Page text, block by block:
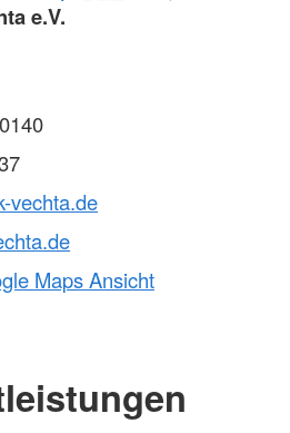
e.V.
vechta.de
Maps Ansicht